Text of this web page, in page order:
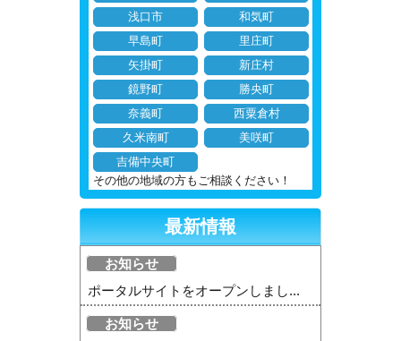
浅口市
和気町
早島町
里庄町
矢掛町
新庄村
鏡野町
勝央町
奈義町
西粟倉村
久米南町
美咲町
吉備中央町
その他の地域の方もご相談ください！
最新情報
お知らせ
ポータルサイトをオープンしまし...
お知らせ